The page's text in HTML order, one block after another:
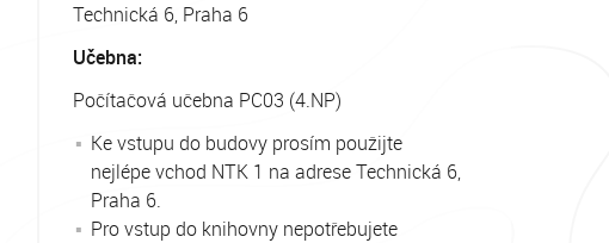
Technická 6, Praha 6
Učebna:
Počítačová učebna PC03 (4.NP)
Ke vstupu do budovy prosím použijte
nejlépe vchod NTK 1 na adrese Technická 6,
Praha 6.
Pro vstup do knihovny nepotřebujete